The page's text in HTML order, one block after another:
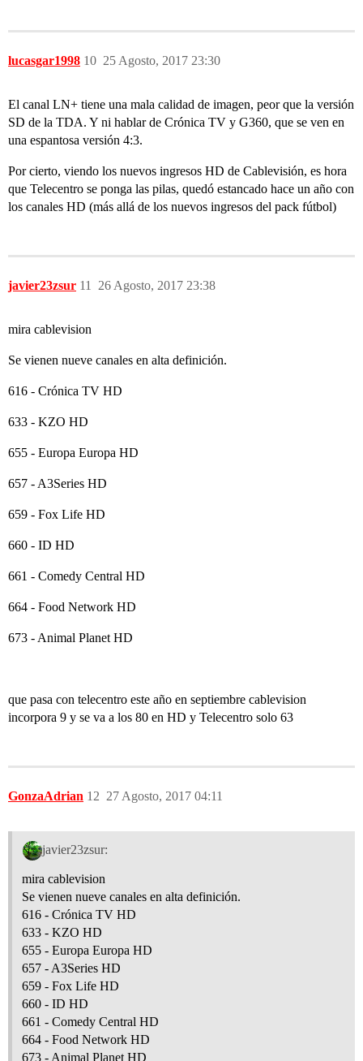
lucasgar1998 25 Agosto, 2017 23:30
10
El canal LN+ tiene una mala calidad de imagen, peor que la versión
SD de la TDA. Y ni hablar de Crónica TV y G360, que se ven en
una espantosa versión 4:3.
Por cierto, viendo los nuevos ingresos HD de Cablevisión, es hora
que Telecentro se ponga las pilas, quedó estancado hace un año con
los canales HD (más allá de los nuevos ingresos del pack fútbol)
javier23zsur 26 Agosto, 2017 23:38
11
mira cablevision
Se vienen nueve canales en alta definición.
616 - Crónica TV HD
633 - KZO HD
655 - Europa Europa HD
657 - A3Series HD
659 - Fox Life HD
660 - ID HD
661 - Comedy Central HD
664 - Food Network HD
673 - Animal Planet HD
que pasa con telecentro este año en septiembre cablevision
incorpora 9 y se va a los 80 en HD y Telecentro solo 63
GonzaAdrian 27 Agosto, 2017 04:11
12
javier23zsur:
mira cablevision
Se vienen nueve canales en alta definición.
616 - Crónica TV HD
633 - KZO HD
655 - Europa Europa HD
657 - A3Series HD
659 - Fox Life HD
660 - ID HD
661 - Comedy Central HD
664 - Food Network HD
673 - Animal Planet HD